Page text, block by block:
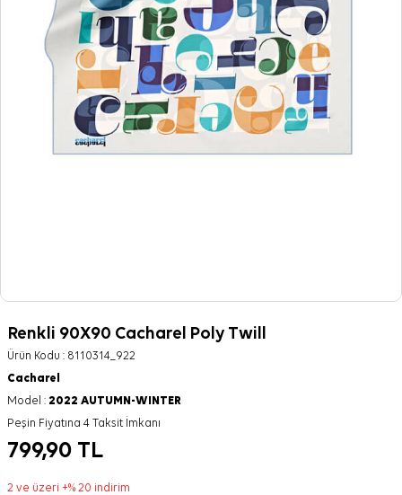
Renkli 90X90 Cacharel Poly Twill
Ürün Kodu : 8110314_922
Cacharel
Model : 2022 AUTUMN-WINTER
Peşin Fiyatına 4 Taksit İmkanı
799,90 TL
2 ve üzeri +% 20 indirim